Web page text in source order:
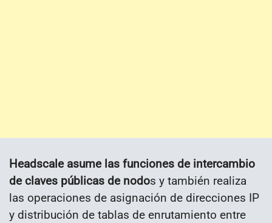
Headscale asume las funciones de intercambio
de claves públicas de nodos y también realiza
las operaciones de asignación de direcciones IP
y distribución de tablas de enrutamiento entre